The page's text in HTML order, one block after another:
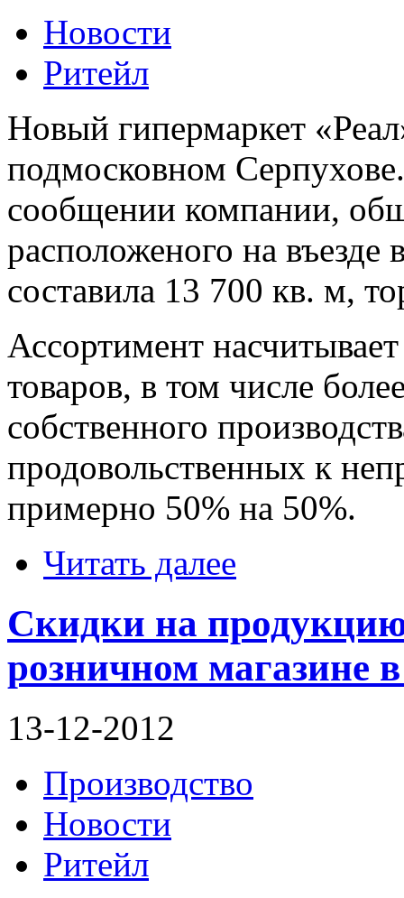
Новости
Ритейл
Новый гипермаркет
подмосковном
сообщении компании,
расположеного на
составила 13 700 кв. м,
Ассортимент
товаров, в том числе
собственного
продовольственных к
примерно 50% на 50%.
Читать далее
Скидки на
розничном магазине
13-12-2012
Производство
Новости
Ритейл